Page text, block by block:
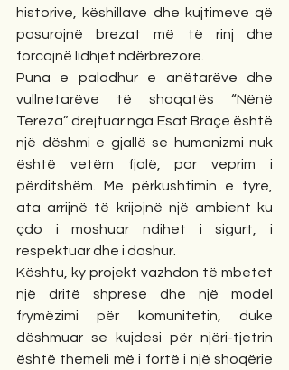
historive, këshillave dhe kujtimeve që
pasurojnë brezat më të rinj dhe
forcojnë lidhjet ndërbrezore.
Puna e palodhur e anëtarëve dhe
vullnetarëve të shoqatës “Nënë
Tereza” drejtuar nga Esat Braçe është
një dëshmi e gjallë se humanizmi nuk
është vetëm fjalë, por veprim i
përditshëm. Me përkushtimin e tyre,
ata arrijnë të krijojnë një ambient ku
çdo i moshuar ndihet i sigurt, i
respektuar dhe i dashur.
Kështu, ky projekt vazhdon të mbetet
një dritë shprese dhe një model
frymëzimi për komunitetin, duke
dëshmuar se kujdesi për njëri-tjetrin
është themeli më i fortë i një shoqërie